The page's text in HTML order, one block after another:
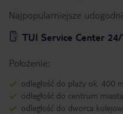
Najpopularniejsze
TUI Service Center
Położenie:
odległość do plaży ok. 400
odległość do centrum
odległość do dworca